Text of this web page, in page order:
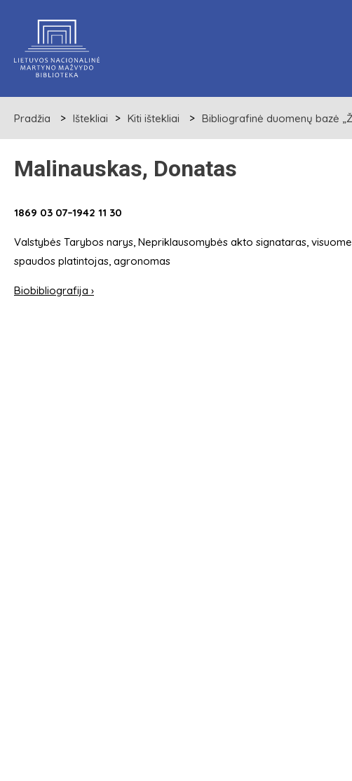
Pradžia Ištekliai Kiti ištekliai Bibliografinė duomenų bazė
Malinauskas, Donatas
1869 03 07–1942 11 30
Valstybės Tarybos narys, Nepriklausomybės akto signataras,
spaudos platintojas, agronomas
Biobibliografija ›